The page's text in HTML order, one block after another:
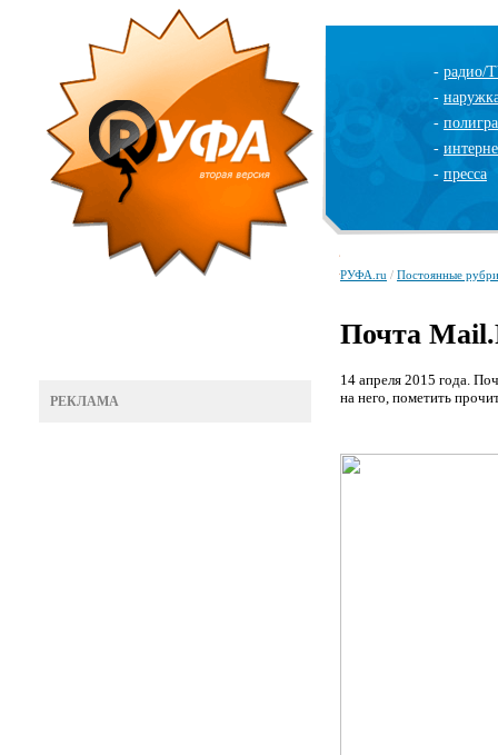
- радио/
-
-
-
- пресса
РЕКЛАМА
РУФА.ru / Постоянные
Почта
14 апреля 2015 года.
на него, пометить